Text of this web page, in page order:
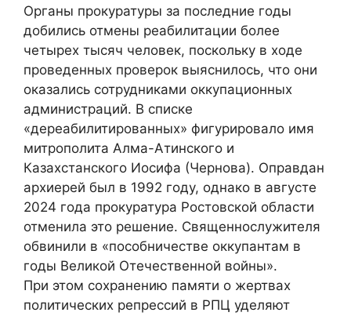
Органы прокуратуры за последние годы
добились отмены реабилитации более
четырех тысяч человек, поскольку в ходе
проведенных проверок выяснилось, что они
оказались сотрудниками оккупационных
администраций. В списке
«дереабилитированных» фигурировало имя
митрополита Алма-Атинского и
Казахстанского Иосифа (Чернова). Оправдан
архиерей был в 1992 году, однако в августе
2024 года прокуратура Ростовской области
отменила это решение. Священнослужителя
обвинили в «пособничестве оккупантам в
годы Великой Отечественной войны».
При этом сохранению памяти о жертвах
политических репрессий в РПЦ уделяют